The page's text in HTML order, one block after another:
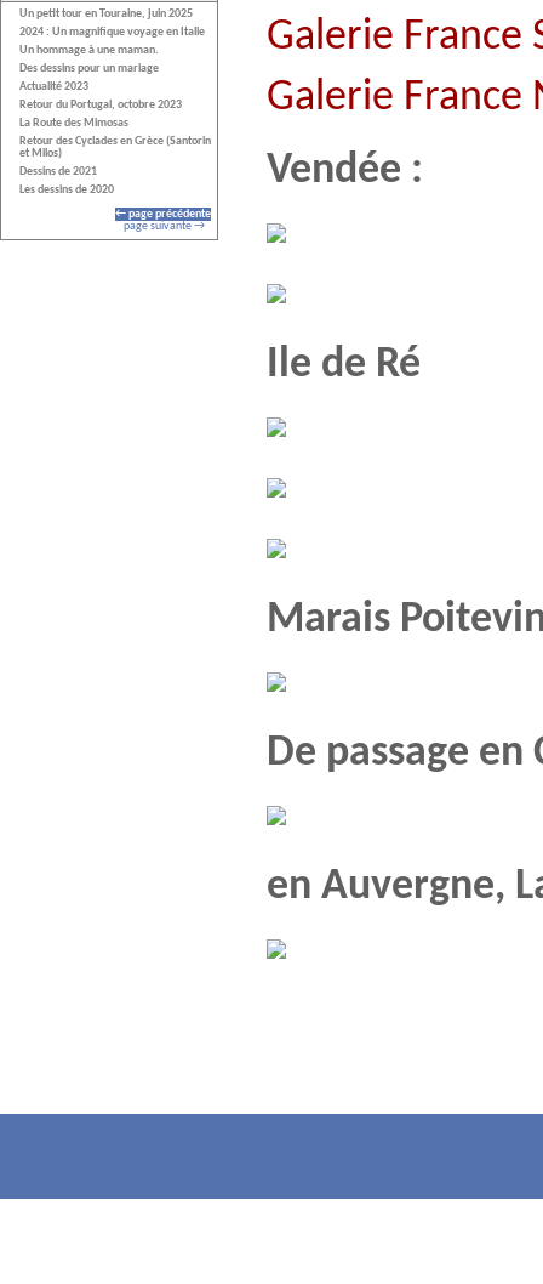
Galerie France
Galerie France
Vendée :
Ile de Ré
Marais
De passage en
en Auvergne,
Un petit tour en Touraine, juin 2025
2024 : Un magnifique voyage en Italie
Un hommage à une maman.
Des dessins pour un mariage
Actualité 2023
Retour du Portugal, octobre 2023
La Route des Mimosas
Retour des Cyclades en Grèce (Santorin
et Milos)
Dessins de 2021
Les dessins de 2020
← page précédente
page suivante →